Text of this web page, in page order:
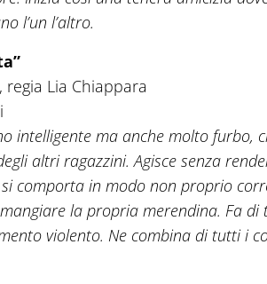
l’un l’altro.
Lia Chiappara
intelligente ma anche molto furbo,
altri ragazzini. Agisce senza
comporta in modo non proprio
la propria merendina. Fa
violento. Ne combina di tutti i